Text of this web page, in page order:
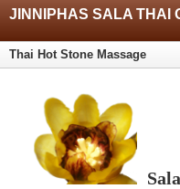
JINNIPHAS SALA THAI
Thai Hot Stone Massage